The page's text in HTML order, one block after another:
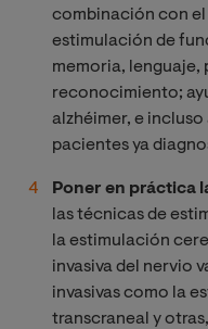
combinación con el
estimulación de
memoria, lenguaje,
reconocimiento;
alzhéimer, e incluso
pacientes ya
Poner en práctica
las técnicas de
la estimulación
invasiva del nervio
invasivas como la
transcraneal y